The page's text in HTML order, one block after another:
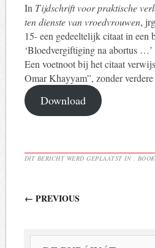
In Tijdschrift voor praktische
ten dienste van vroedvrouwen,
15- een gedeeltelijk citaat in een
‘Bloedvergiftiging na abortus
Een voetnoot bij het citaat
Omar Khayyam”, zonder verdere
Download
DIT BERICHT WERD GEPLAATST IN .
← PREVIOUS